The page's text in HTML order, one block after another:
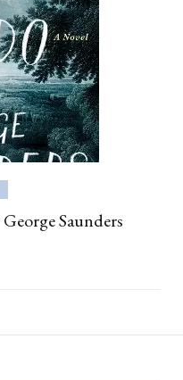
Saunders